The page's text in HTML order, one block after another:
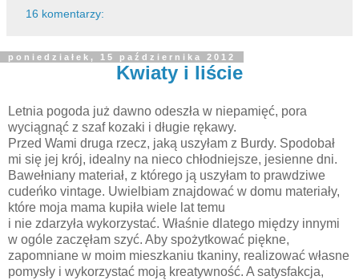
16 komentarzy:
poniedziałek, 15 października 2012
Kwiaty i liście
Letnia pogoda już dawno odeszła w niepamięć, pora
wyciągnąć z szaf kozaki i długie rękawy.
Przed Wami druga rzecz, jaką uszyłam z Burdy. Spodobał
mi się jej krój, idealny na nieco chłodniejsze, jesienne dni.
Bawełniany materiał, z którego ją uszyłam to prawdziwe
cudeńko vintage. Uwielbiam znajdować w domu materiały,
które moja mama kupiła wiele lat temu
i nie zdarzyła wykorzystać. Właśnie dlatego między innymi
w ogóle zaczęłam szyć. Aby spożytkować piękne,
zapomniane w moim mieszkaniu tkaniny, realizować własne
pomysły i wykorzystać moją kreatywność. A satysfakcja,